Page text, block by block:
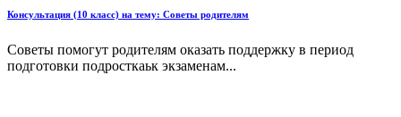
Консультация (10 класс) на тему: Советы родителям
Советы помогут родителям оказать поддержку в период
подготовки подросткаьк экзаменам...